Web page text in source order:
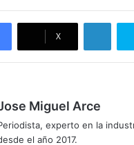
X
Miguel Arce
experto en la
el año 2017.